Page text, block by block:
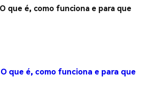
que é, como funciona e para que
que é, como funciona e para que